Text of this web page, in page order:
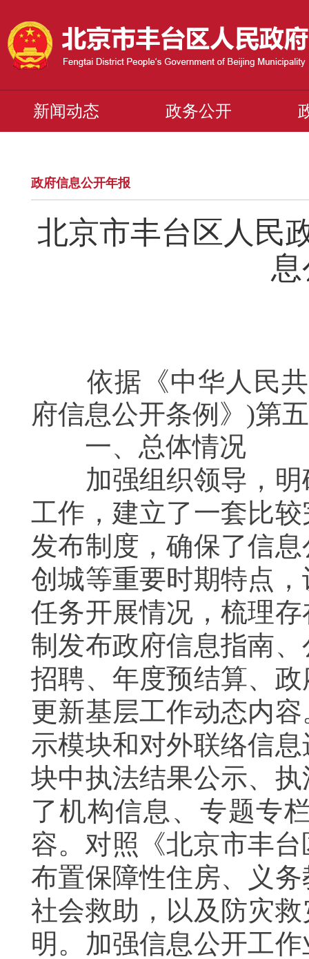
新闻动态 政务公开
政府信息公开年报
北京市丰台区人民
依据《中华人民共
府信息公开条例》)第
一、总体情况
加强组织领导，明
工作，建立了一套比
发布制度，确保了信
创城等重要时期特点
任务开展情况，梳理
制发布政府信息指南
招聘、年度预结算、
更新基层工作动态内
示模块和对外联络信
块中执法结果公示、
了机构信息、专题专
容。对照《北京市丰台
布置保障性住房、义
社会救助，以及防灾
明。加强信息公开工